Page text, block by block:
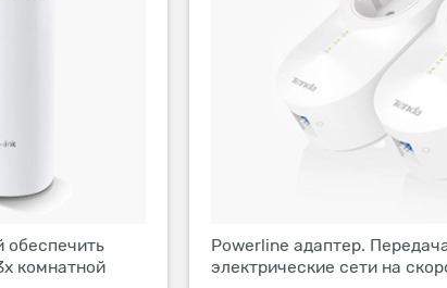
обеспечить
комнатной
Powerline адаптер.
электрические сети на